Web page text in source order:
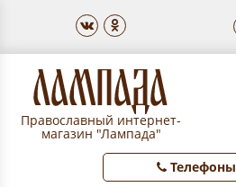
Православный интернет-
магазин "Лампада"
Телефоны